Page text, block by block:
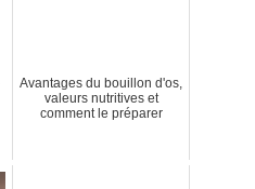
Avantages du bouillon d'os,
valeurs nutritives et
comment le préparer